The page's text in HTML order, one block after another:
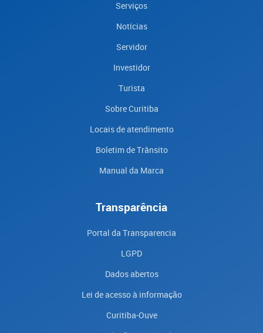
Serviços
Notícias
Servidor
Investidor
Turista
Sobre Curitiba
Locais de atendimento
Boletim de Trânsito
Manual da Marca
Transparência
Portal da Transparencia
LGPD
Dados abertos
Lei de acesso à informação
Curitiba-Ouve